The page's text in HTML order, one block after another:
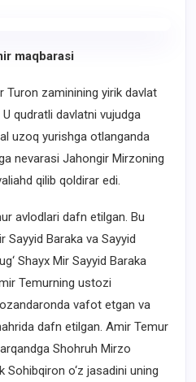
maqbarasi
zaminining yirik davlat
qudratli davlatni vujudga
uzoq yurishga otlanganda
nevarasi Jahongir Mirzoning
qilib qoldirar edi.
avlodlari dafn etilgan. Bu
Sayyid Baraka va Sayyid
Shayx Mir Sayyid Baraka
Temurning ustozi
vafot etgan va
dafn etilgan. Amir Temur
Shohruh Mirzo
o‘z jasadini uning